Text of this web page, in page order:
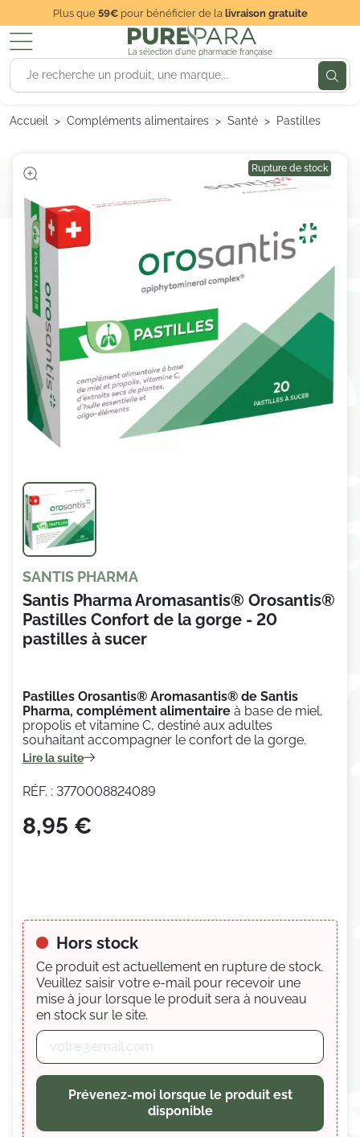
Plus que59€pour bénéficier de lalivraison gratuite
La sélection d'une pharmacie française
Accueil Compléments alimentaires Santé Pastilles
Rupture de stock
SANTIS PHARMA
Santis Pharma Aromasantis® Orosantis®
Pastilles Confort de la gorge - 20
pastilles à sucer
Pastilles Orosantis® Aromasantis® de Santis
Pharma, complément alimentaireà base de miel,
propolis et vitamine C, destiné aux adultes
souhaitant accompagner le confort de la gorge.
Lire la suite
RÉF. : 3770008824089
8,95 €
Hors stock
Ce produit est actuellement en rupture de stock.
Veuillez saisir votre e-mail pour recevoir une
mise à jour lorsque le produit sera à nouveau
en stock sur le site.
Prévenez-moi lorsque le produit est
disponible